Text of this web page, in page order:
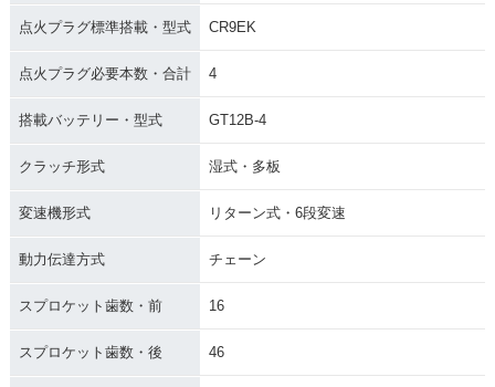
点火プラグ標準搭載・型式 CR9EK
点火プラグ必要本数・合計 4
搭載バッテリー・型式 GT12B-4
クラッチ形式 湿式・多板
変速機形式 リターン式・6段変速
動力伝達方式 チェーン
スプロケット歯数・前 16
スプロケット歯数・後 46